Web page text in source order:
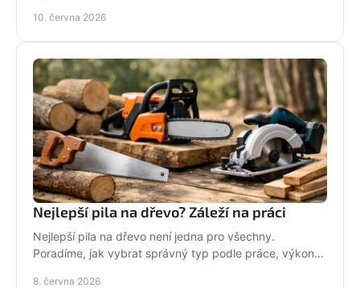
10. června 2026
Nejlepší pila na dřevo? Záleží na práci
Nejlepší pila na dřevo není jedna pro všechny.
Poradíme, jak vybrat správný typ podle práce, výkonu,
8. června 2026